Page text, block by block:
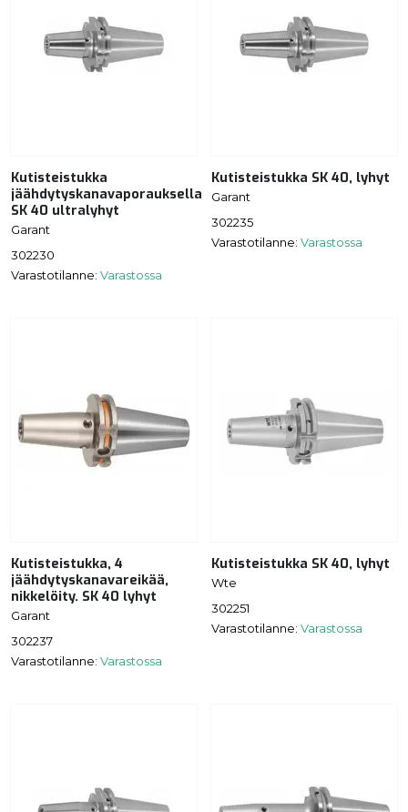
Kutisteistukka
jäähdytyskanavaporauksella
SK 40 ultralyhyt
Garant
302230
Varastotilanne: Varastossa
Kutisteistukka SK 40, lyhyt
Garant
302235
Varastotilanne: Varastossa
Kutisteistukka, 4
jäähdytyskanavareikää,
nikkelöity. SK 40 lyhyt
Garant
302237
Varastotilanne: Varastossa
Kutisteistukka SK 40, lyhyt
Wte
302251
Varastotilanne: Varastossa